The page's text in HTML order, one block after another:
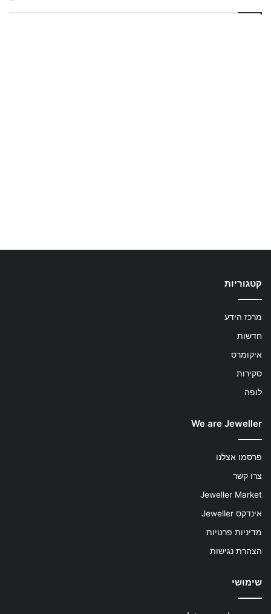
קטגוריות
מרכז הידע
חדשות
איקומרס
סקירות
לופה
We are Jeweller
פרסמו אצלנו
צרו קשר
Jeweller Market
אינדקס Jeweller
מדיניות פרטיות
הצהרת נגישות
שימושי